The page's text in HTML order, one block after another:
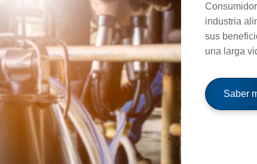
industria
sus
una larga
Saber